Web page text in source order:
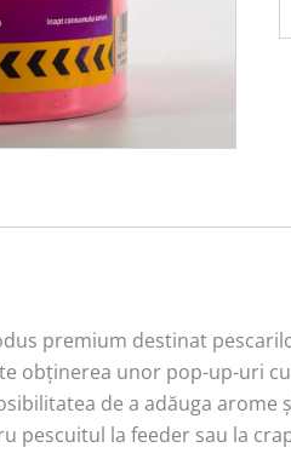
premium destinat
obținerea unor pop-up-uri
de a adăuga
pescuitul la feeder sau la